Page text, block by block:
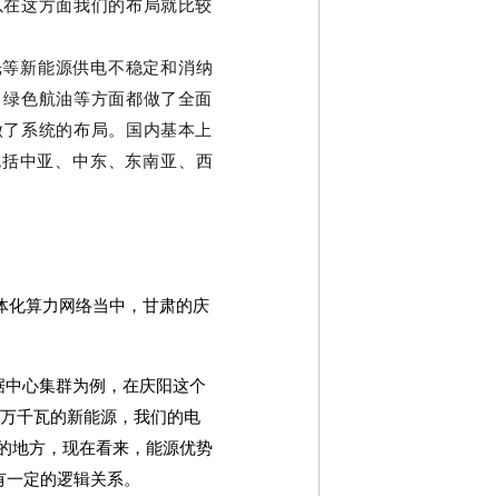
这方面我们的布局就比较
新能源供电不稳定和消纳
色航油等方面都做了全面
系统的布局。国内基本上
中亚、中东、东南亚、西
化算力网络当中，甘肃的庆
心集群为例，在庆阳这个
千瓦的新能源，我们的电
地方，现在看来，能源优势
定的逻辑关系。